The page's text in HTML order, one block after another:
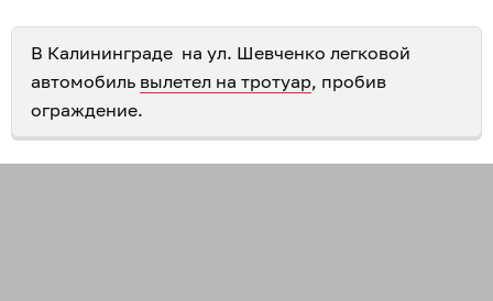
В Калининграде на ул. Шевченко легковой
автомобиль вылетел на тротуар, пробив
ограждение.